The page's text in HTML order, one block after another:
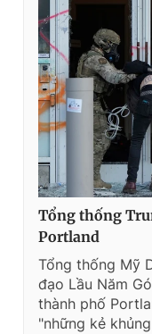
Tổng thống
Portland
Tổng thống Mỹ
đạo Lầu Năm
thành phố
"những kẻ